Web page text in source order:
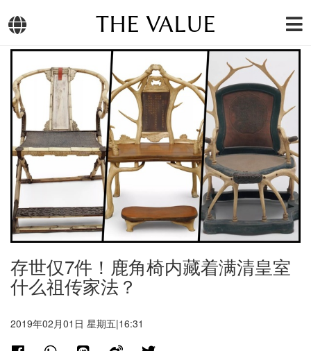
THE VALUE
存世仅7件！鹿角椅内藏着满清皇室
什么祖传家法？
2019年02月01日 星期五|16:31